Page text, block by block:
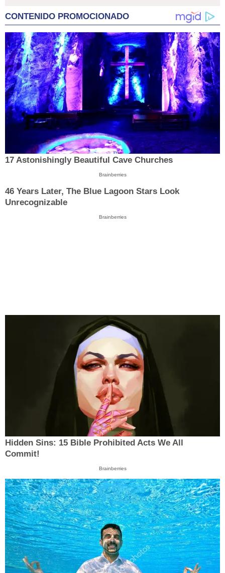
CONTENIDO PROMOCIONADO
17 Astonishingly Beautiful Cave Churches
Brainberries
46 Years Later, The Blue Lagoon Stars Look
Unrecognizable
Brainberries
Hidden Sins: 15 Bible Prohibited Acts We All
Commit!
Brainberries